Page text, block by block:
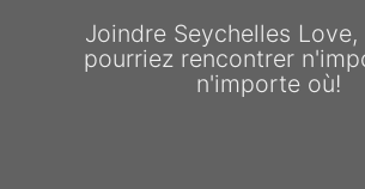
Joindre Seychelles
pourriez rencontrer
n'importe où!